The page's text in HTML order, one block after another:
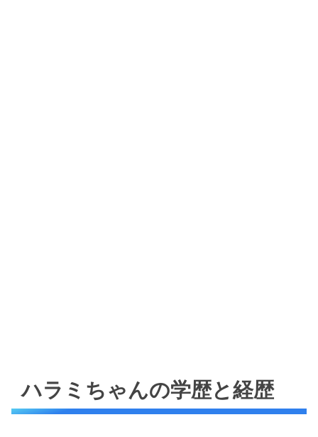
ハラミちゃんの学歴と経歴